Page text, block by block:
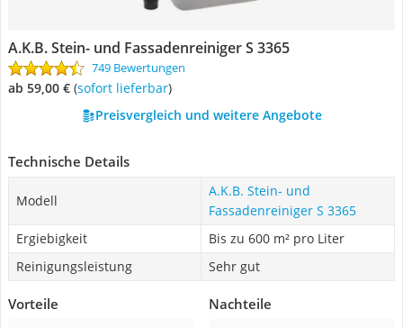
A.K.B. Stein- und Fassadenreiniger S 3365
749 Bewertungen
ab 59,00 € ( Sofort lieferbar)
Preisvergleich und weitere Angebote
Technische Details
Modell
A.K.B. Stein- und
Fassadenreiniger S 3365
Ergiebigkeit
Bis zu 600 m² pro Liter
Reinigungsleistung
Sehr gut
Vorteile Nachteile